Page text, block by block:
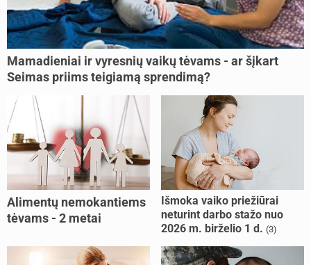
Mamadieniai ir vyresnių vaikų tėvams - ar šįkart
Seimas priims teigiamą sprendimą?
Alimentų nemokantiems
tėvams - 2 metai
Išmoka vaiko priežiūrai
neturint darbo stažo nuo
2026 m. birželio 1 d. (3)